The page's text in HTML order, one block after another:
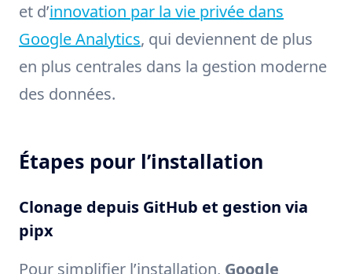
et d’innovation par la vie privée dans
Google Analytics, qui deviennent de plus
en plus centrales dans la gestion moderne
des données.
Étapes pour l’installation
Clonage depuis GitHub et gestion via
pipx
Pour simplifier l’installation, Google